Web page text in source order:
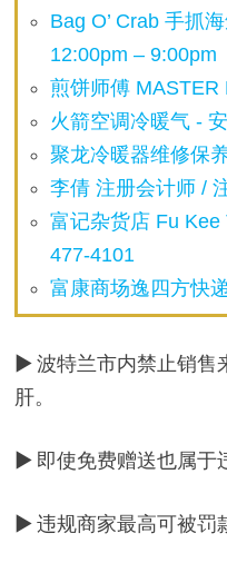
Bag O’ Crab 手抓
12:00pm – 9:00pm
煎饼师傅 MASTER
火箭空调冷暖气 -
聚龙冷暖器维修保
李倩 注册会计师 /
富记杂货店 Fu
477-4101
富康商场逸四方快
▶ 波特兰市内禁止销售
肝。
▶ 即使免费赠送也属于
▶ 违规商家最高可被罚